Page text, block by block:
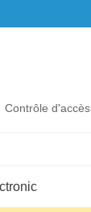
Contrôle d'accès